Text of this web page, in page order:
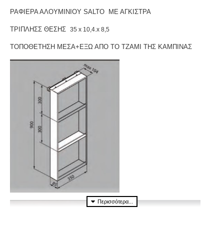
ΡΑΦΙΕΡΑ ΑΛΟΥΜΙΝΙΟΥ SALTO ΜΕ ΑΓΚΙΣΤΡΑ
ΤΡΙΠΛΗΣΣ ΘΕΣΗΣ 35 x 10,4.x 8,5
ΤΟΠΟΘΕΤΗΣΗ ΜΕΣΑ+ΕΞΩ ΑΠΟ ΤΟ ΤΖΑΜΙ ΤΗΣ ΚΑΜΠΙΝΑΣ